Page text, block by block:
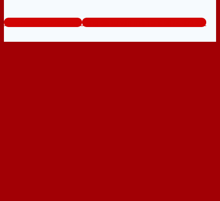
www.bancuagodep.com Tổng đài tư vấn miễn phí: 0824.400.400